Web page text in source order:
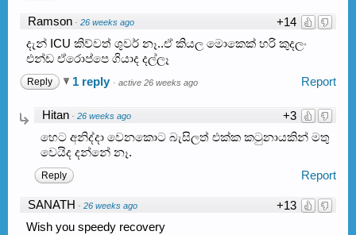
+14
Ramson · 26 weeks ago
දැන් ICU කිව්වත් ශුවර් නෑ..ඒ කියල මොකෙක් හරි කුදලං
එන්ඩ ඒරොප්පෙ ගියාද දල්ලෑ
Report
Reply 1 reply · active 26 weeks ago
+3
Hitan · 26 weeks ago
හෙට අනිද්දා වෙනකොට බැසිලත් එක්ක කටුනායකින් මතු
වෙයිද දන්නේ නෑ.
Report
Reply
+13
SANATH · 26 weeks ago
Wish you speedy recovery